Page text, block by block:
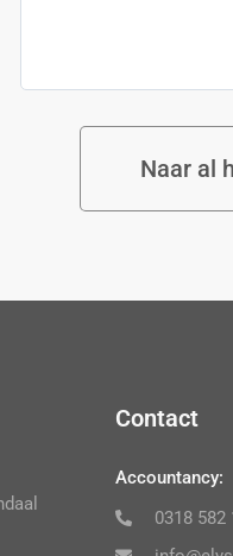
Naar al
Contact
Accountancy:
0318 582